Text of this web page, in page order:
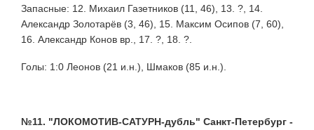
Запасные: 12. Михаил Газетников (11, 46), 13. ?, 14.
Александр Золотарёв (3, 46), 15. Максим Осипов (7, 60),
16. Александр Конов вр., 17. ?, 18. ?.
Голы: 1:0 Леонов (21 и.н.), Шмаков (85 и.н.).
№11. "ЛОКОМОТИВ-САТУРН-дубль" Санкт-Петербург -